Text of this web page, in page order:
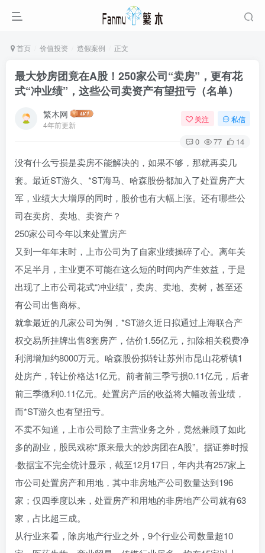
首页 价值投资 造假案例 正文
最大炒房团竟在A股！250家公司“卖房”，更有花
式“冲业绩”，这些公司卖资产有望扭亏（名单）
繁木网
4年前更新
关注 私信
0 77 14
没有什么亏损是卖房不能解决的，如果不够，那就再卖几
套。最近ST游久、*ST海马、哈森股份都加入了处置房产大
军，业绩大大增厚的同时，股价也有大幅上涨。还有哪些公
司在卖房、卖地、卖资产？
250家公司今年以来处置房产
又到一年年末时，上市公司为了自家业绩操碎了心。离年关
不足半月，主业更不可能在这么短的时间内产生效益，于是
出现了上市公司花式“冲业绩”，卖房、卖地、卖树，甚至还
有公司出售商标。
就拿最近的几家公司为例，*ST游久近日拟通过上海联合产
权交易所挂牌出售8套房产，估价1.55亿元，扣除相关税费净
利润增加约8000万元。哈森股份拟转让苏州市昆山花桥镇1
处房产，转让价格达1亿元。前者前三季亏损0.11亿元，后者
前三季微利0.11亿元。处置房产后的收益将大幅改善业绩，
而*ST游久也有望扭亏。
不卖不知道，上市公司除了主营业务之外，竟然兼顾了如此
多的副业，股民戏称“原来最大的炒房团在A股”。据证券时报
·数据宝不完全统计显示，截至12月17日，年内共有257家上
市公司处置房产和用地，其中非房地产公司数量达到196
家；仅四季度以来，处置房产和用地的非房地产公司就有63
家，占比超三成。
从行业来看，除房地产行业之外，9个行业公司数量超10